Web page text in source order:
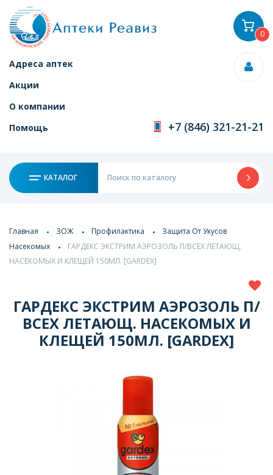
Адреса аптек
Акции
О компании
Помощь
+7 (846) 321-21-21
КАТАЛОГ
0
Главная ЗОЖ Профилактика
Защита От Укусов
Насекомых
ГАРДЕКС ЭКСТРИМ АЭРОЗОЛЬ П/ВСЕХ ЛЕТАЮЩ.
НАСЕКОМЫХ И КЛЕЩЕЙ 150МЛ. [GARDEX]
ГАРДЕКС ЭКСТРИМ АЭРОЗОЛЬ П/
ВСЕХ ЛЕТАЮЩ. НАСЕКОМЫХ И
КЛЕЩЕЙ 150МЛ. [GARDEX]